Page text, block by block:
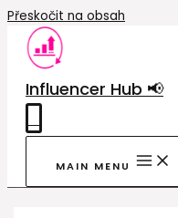
Přeskočit na obsah
Influencer Hub 📢
MAIN MENU